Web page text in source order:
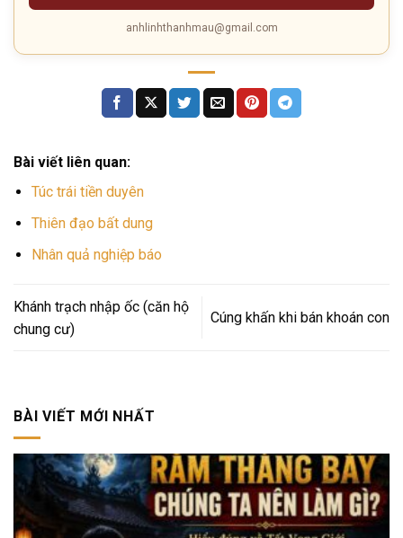
anhlinhthanhmau@gmail.com
Bài viết liên quan:
Túc trái tiền duyên
Thiên đạo bất dung
Nhân quả nghiệp báo
Khánh trạch nhập ốc (căn hộ
chung cư)
Cúng khấn khi bán khoán con
BÀI VIẾT MỚI NHẤT